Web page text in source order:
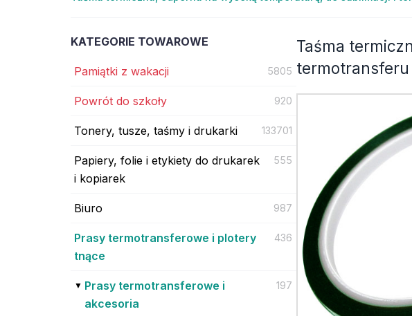
KATEGORIE TOWAROWE
Pamiątki z wakacji 5805
Powrót do szkoły 920
Tonery, tusze, taśmy i drukarki 133701
Papiery, folie i etykiety do drukarek
i kopiarek
555
Biuro 987
Prasy termotransferowe i plotery
tnące
436
Prasy termotransferowe i
akcesoria
197
Taśma
termotransferu